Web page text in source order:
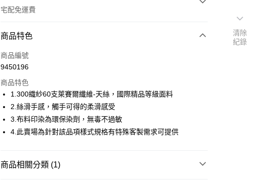
宅配免運費
付款方式
信用卡一次付款
6 期 0 利率 每期 NT$16,666 21家銀行
合作金庫商業銀行
第一商業銀行
華南商業銀行
彰化商業銀行
國泰世華商業銀行
兆豐國際商業銀行
聯邦商業銀行
LINE Pay
ATM付款
商品特色
商品編號
9450196
商品特色
1.300織紗60支萊賽爾纖維-天絲，國際精品等級面料
2.絲滑手感，觸手可得的柔滑感受
3.布料印染為環保染劑，無毒不過敏
4.此賣場為針對該品項樣式規格有特殊客製需求可提供
商品相關分類 (1)
清除
紀錄